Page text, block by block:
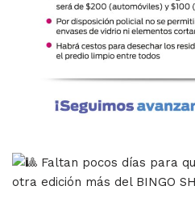
Faltan pocos días para
otra edición más del BINGO